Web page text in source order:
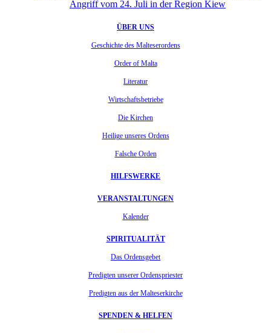
Angriff vom 24. Juli in der Region Kiew
ÜBER UNS
Geschichte des Malteserordens
Order of Malta
Literatur
Wirtschaftsbetriebe
Die Kirchen
Heilige unseres Ordens
Falsche Orden
HILFSWERKE
VERANSTALTUNGEN
Kalender
SPIRITUALITÄT
Das Ordensgebet
Predigten unserer Ordenspriester
Predigten aus der Malteserkirche
SPENDEN & HELFEN